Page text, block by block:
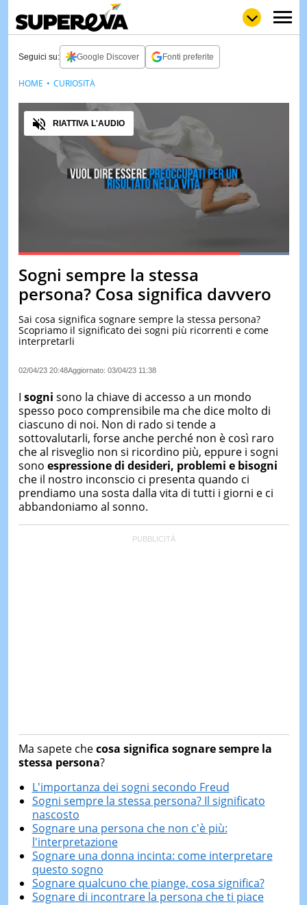
LOLGULP
LOVENEWS
TEST
Seguici su: Google Discover Fonti preferite
Pause Unmute
Loaded:100.00%
Audio
RIATTIVA L'AUDIO
Sogni sempre la stessa
persona? Cosa significa davvero
Sai cosa significa sognare sempre la stessa persona?
Scopriamo il significato dei sogni più ricorrenti e come
interpretarli
02/04/23 20:48Aggiornato: 03/04/23 11:38
HOME CURIOSITÀ
I sogni sono la chiave di accesso a un mondo
spesso poco comprensibile ma che dice molto di
ciascuno di noi. Non di rado si tende a
sottovalutarli, forse anche perché non è così raro
che al risveglio non si ricordino più, eppure i sogni
sono espressione di desideri, problemi e bisogni
che il nostro inconscio ci presenta quando ci
prendiamo una sosta dalla vita di tutti i giorni e ci
abbandoniamo al sonno.
Ma sapete checosa significa sognare sempre la
stessa persona?
L'importanza dei sogni secondo Freud
Sogni sempre la stessa persona? Il significato
nascosto
Sognare una persona che non c'è più:
l'interpretazione
Sognare una donna incinta: come interpretare
questo sogno
Sognare qualcuno che piange, cosa significa?
Sognare di incontrare la persona che ti piace